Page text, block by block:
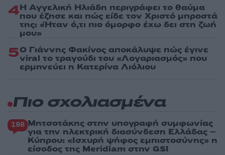
4Η Αγγελική Ηλιάδη περιγράφει το θαύμα
που έζησε και πώς είδε τον Χριστό μπροστά
της: «Ήταν ό,τι πιο όμορφο έχω δει στη ζωή
μου»
5Ο Γιάννης Φακίνος αποκάλυψε πώς έγινε
viral το τραγούδι του «Λογαριασμός» που
ερμηνεύει η Κατερίνα Λιόλιου
Πιο σχολιασμένα
198 Μητσοτάκης στην υπογραφή συμφωνίας
για την ηλεκτρική διασύνδεση Ελλάδας –
Κύπρου: «Ισχυρή ψήφος εμπιστοσύνης» η
είσοδος της Meridiam στην GSI